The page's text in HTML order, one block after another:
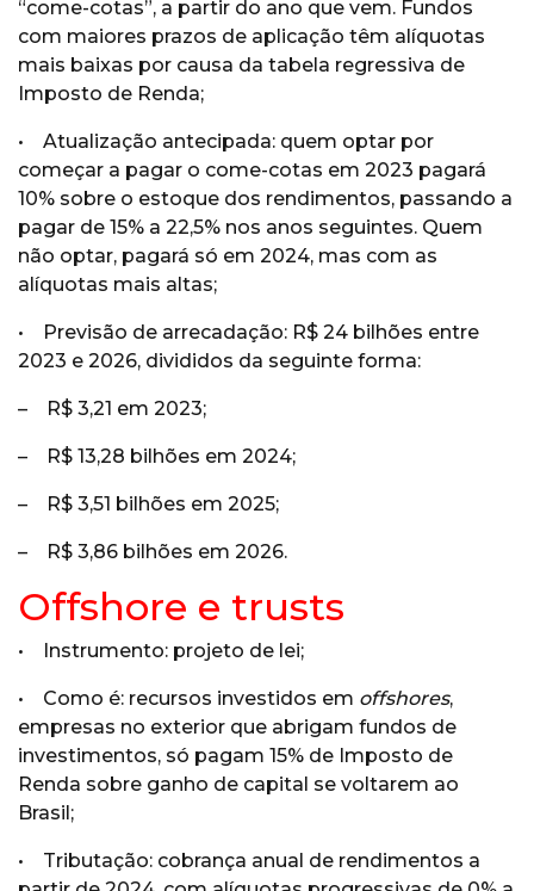
“come-cotas”, a partir do ano que vem. Fundos
com maiores prazos de aplicação têm alíquotas
mais baixas por causa da tabela regressiva de
Imposto de Renda;
• Atualização antecipada: quem optar por
começar a pagar o come-cotas em 2023 pagará
10% sobre o estoque dos rendimentos, passando a
pagar de 15% a 22,5% nos anos seguintes. Quem
não optar, pagará só em 2024, mas com as
alíquotas mais altas;
• Previsão de arrecadação: R$ 24 bilhões entre
2023 e 2026, divididos da seguinte forma:
– R$ 3,21 em 2023;
– R$ 13,28 bilhões em 2024;
– R$ 3,51 bilhões em 2025;
– R$ 3,86 bilhões em 2026.
Offshore e trusts
• Instrumento: projeto de lei;
• Como é: recursos investidos em offshores,
empresas no exterior que abrigam fundos de
investimentos, só pagam 15% de Imposto de
Renda sobre ganho de capital se voltarem ao
Brasil;
• Tributação: cobrança anual de rendimentos a